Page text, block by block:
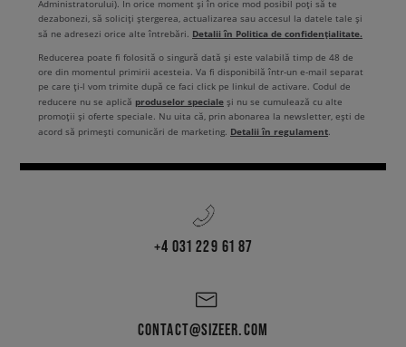
Administratorului). În orice moment și în orice mod posibil poți să te
dezabonezi, să soliciți ștergerea, actualizarea sau accesul la datele tale și
să ne adresezi orice alte întrebări. Detalii în Politica de confidențialitate.
Reducerea poate fi folosită o singură dată și este valabilă timp de 48 de
ore din momentul primirii acesteia. Va fi disponibilă într-un e-mail separat
pe care ți-l vom trimite după ce faci click pe linkul de activare. Codul de
reducere nu se aplică produselor speciale și nu se cumulează cu alte
promoții și oferte speciale. Nu uita că, prin abonarea la newsletter, ești de
acord să primești comunicări de marketing. Detalii în regulament.
+4 031 229 61 87
CONTACT@SIZEER.COM